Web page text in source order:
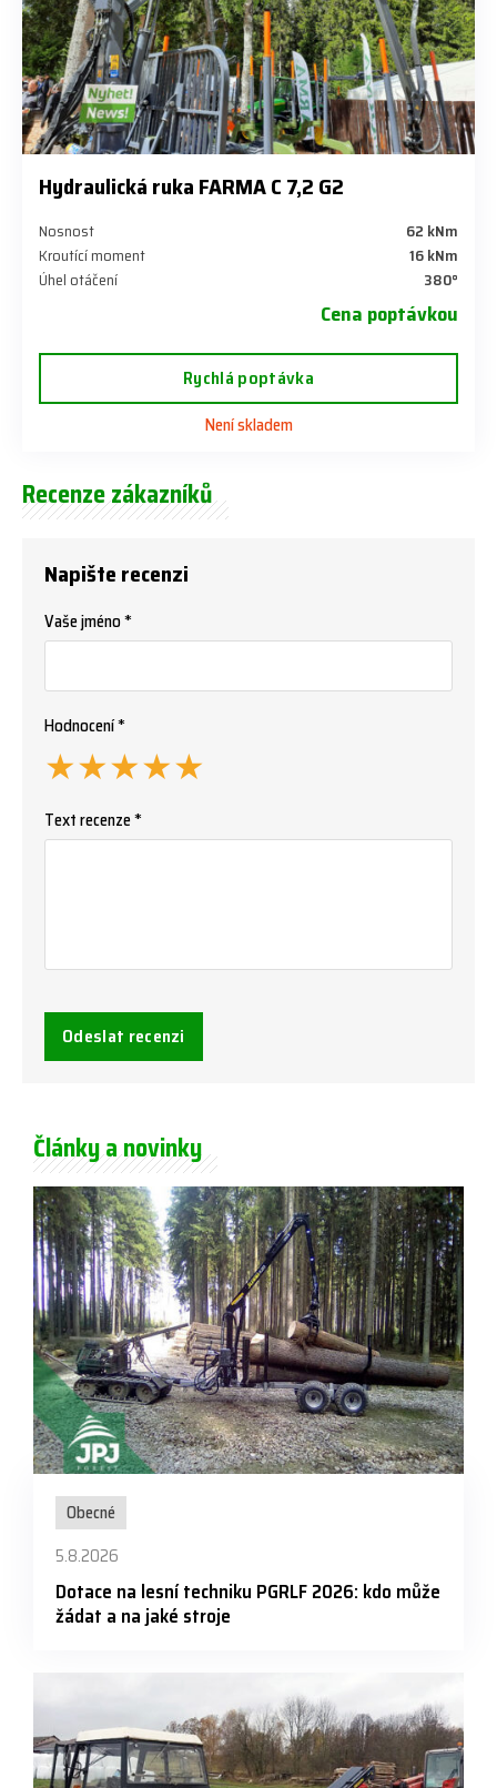
Hydraulická ruka FARMA C 7,2 G2
Nosnost
62 kNm
Kroutící moment
16 kNm
Úhel otáčení
380°
Cena poptávkou
Rychlá poptávka
Není skladem
Recenze zákazníků
Napište recenzi
Vaše jméno *
Hodnocení *
★
★
★
★
★
Text recenze *
Odeslat recenzi
Články a novinky
Obecné
5.8.2026
Dotace na lesní techniku PGRLF 2026: kdo může
žádat a na jaké stroje